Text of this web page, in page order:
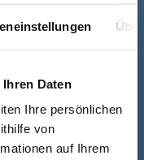
Daten
Ihre persönlichen
von
auf Ihrem
+